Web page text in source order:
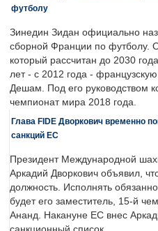
футболу
Зинедин Зидан официально
сборной Франции по футболу.
который рассчитан до 2030
лет - с 2012 года -
Дешам. Под его руководством
чемпионат мира 2018 года.
Глава FIDE Дворкович временно
санкций ЕС
Президент Международной
Аркадий Дворкович объявил,
должность. Исполнять
будет его заместитель, 15-й
Ананд. Накануне ЕС внес